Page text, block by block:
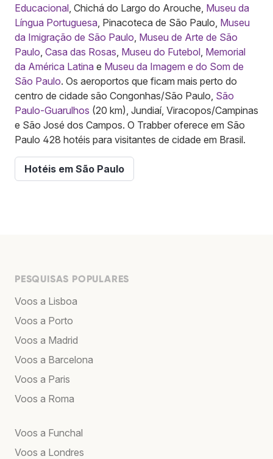
Educacional , Chichá do Largo do Arouche, Museu da
Língua Portuguesa , Pinacoteca de São Paulo, Museu
da Imigração de São Paulo Museu de Arte de São
Paulo Casa das Rosas Museu do Futebol Memorial
da América Latina e Museu da Imagem e do Som de
São Paulo. Os aeroportos que ficam mais perto do
centro de cidade são Congonhas/São Paulo, São
Paulo-Guarulhos (20 km), Jundiaí, Viracopos/Campinas
e São José dos Campos. O Trabber oferece em São
Paulo 428 hotéis para visitantes de cidade em Brasil.
Hotéis em São Paulo
PESQUISAS POPULARES
Voos a Lisboa
Voos a Porto
Voos a Madrid
Voos a Barcelona
Voos a Paris
Voos a Roma
Voos a Funchal
Voos a Londres